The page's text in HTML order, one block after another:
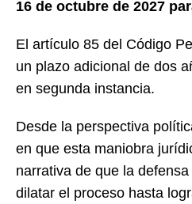
16 de octubre de 2027
El artículo 85 del Código
un plazo adicional de dos
en segunda instancia.
Desde la perspectiva
en que esta maniobra
narrativa de que la
dilatar el proceso hasta